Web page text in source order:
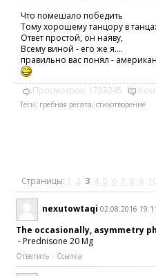
Что помешало победить
Тому хорошему танцору в
Ответ простой, он наяву,
Всему виной - его же я....
правильно вас понял -
Просмотров: 1783245
Теги: гребная регата, стихотворение
Страницы: 1 2 3 4 5 6 7 8 9
nexutowtaqi 02.08.2016
The occasionally, asymmetry
- Prednisone 20 Mg
Ответить Ссылка